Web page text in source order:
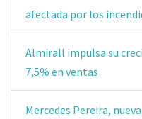
afectada por los
Almirall impulsa su
7,5% en ventas
Mercedes Pereira,